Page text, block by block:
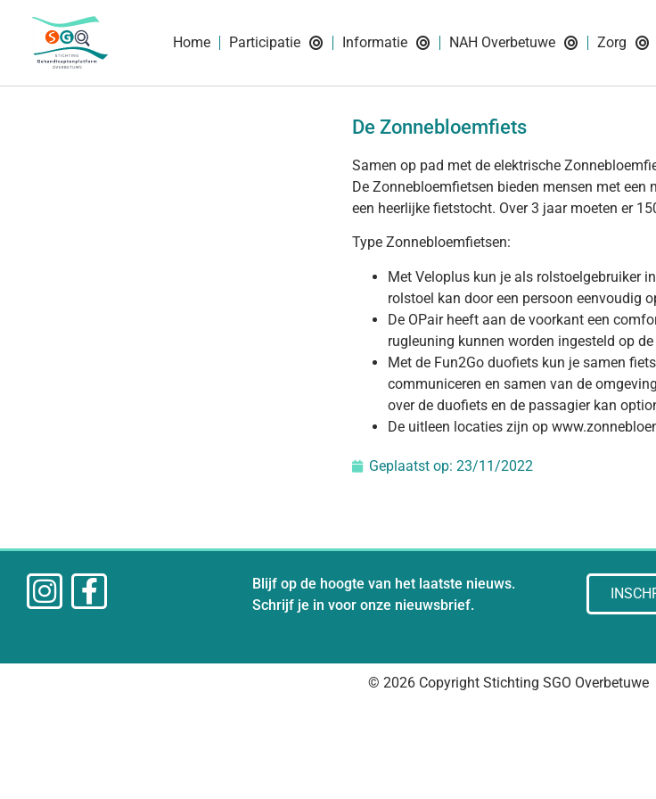
Home Participatie Informatie NAH Overbetuwe Zorg
De Zonnebloemfiets
Samen op pad met de elektrische
De Zonnebloemfietsen bieden mensen met
een heerlijke fietstocht. Over 3 jaar moeten er
Type Zonnebloemfietsen:
Met Veloplus kun je als rolstoelgebruiker
rolstoel kan door een persoon eenvoudig
De OPair heeft aan de voorkant een
rugleuning kunnen worden ingesteld op
Met de Fun2Go duofiets kun je samen
communiceren en samen van de
over de duofiets en de passagier kan
De uitleen locaties zijn op
Geplaatst op: 23/11/2022
Blijf op de hoogte van het laatste nieuws.
Schrijf je in voor onze nieuwsbrief.
© 2026 Copyright Stichting SGO Overbetuwe